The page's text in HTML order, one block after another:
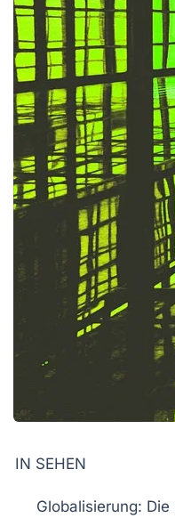
IN SEHEN
Globalisierung: